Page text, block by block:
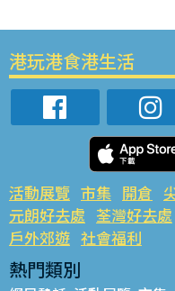
港玩港食港生活
活動展覽 市集 開倉
元朗好去處 荃灣好去處
戶外郊遊 社會福利
熱門類別